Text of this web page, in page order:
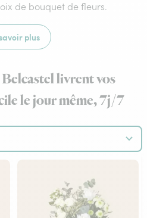
de bouquet de fleurs.
plus
livrent vos
le jour même, 7j/7